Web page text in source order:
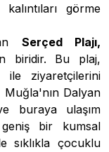
görme
Serçed Plajı,
biridir. Bu plaj,
ziyaretçilerini
Muğla'nın Dalyan
buraya ulaşım
bir kumsal
sıklıkla çocuklu